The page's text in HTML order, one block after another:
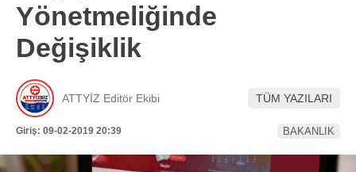
WhatsApp İhbar
ATT
PARAMEDİK (AABT)
İLANLAR
TERCİH ROBOTU
Yönetmeliğinde
Değişiklik
ATTYİZ Editör Ekibi TÜM YAZILARI
Giriş: 09-02-2019 20:39 BAKANLIK